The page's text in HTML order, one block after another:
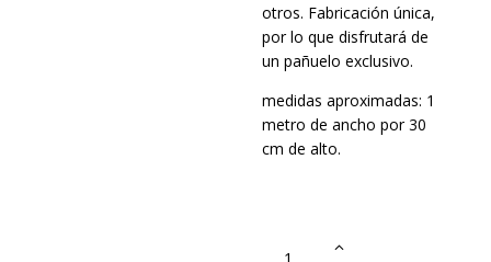
otros. Fabricación única,
por lo que disfrutará de
un pañuelo exclusivo.
medidas aproximadas: 1
metro de ancho por 30
cm de alto.